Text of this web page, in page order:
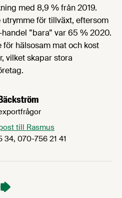
med 8,9 % från 2019.
för tillväxt, eftersom
”bara” var 65 % 2020.
hälsosam mat och kost
vilket skapar stora
till Rasmus
34, 070-756 21 41